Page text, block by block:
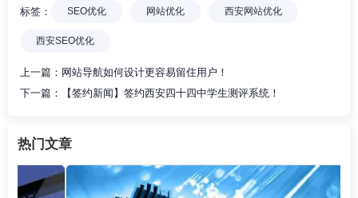
标签： SEO优化 网站优化 西安网站优化
西安SEO优化
上一篇： 网站导航如何设计更容易留住用户！
下一篇：
【签约新闻】签约西安四十四中学生测评系统！
热门文章